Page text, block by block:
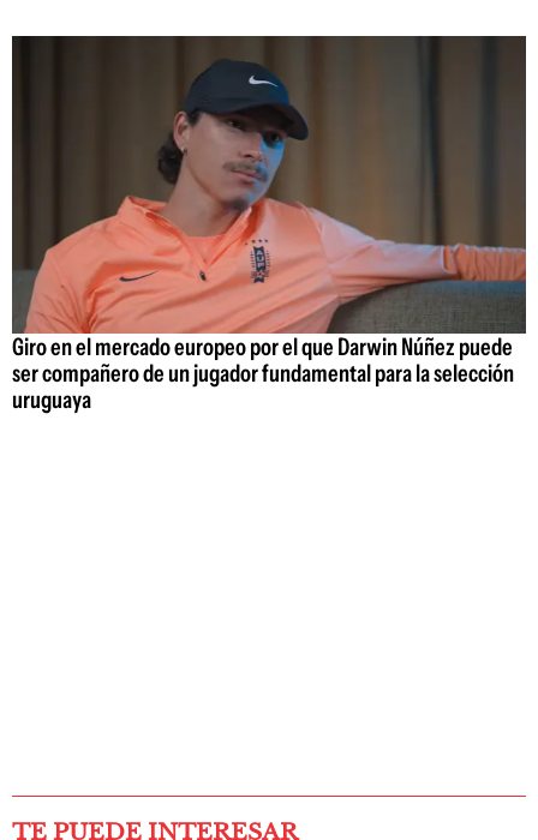
Giro en el mercado europeo por el que Darwin Núñez puede
ser compañero de un jugador fundamental para la selección
uruguaya
TE PUEDE INTERESAR